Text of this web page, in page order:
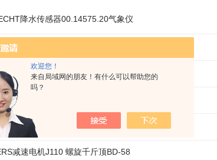
欢迎您！
来自局域网的朋友！有什么可以帮助您的
吗？
降水传感器00.14575.20气象仪
步感应电机IE1-K21R80G4马达
性位移传感器KD230 线性编码器
液压油缸3829234 电磁阀定位器
杆泵单泵KTS32-64-T 切碎排屑机
减速电机J110 螺旋千斤顶BD-58